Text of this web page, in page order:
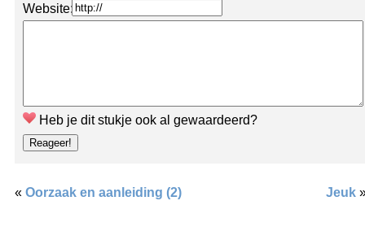
Website:
Heb je dit stukje ook al gewaardeerd?
« Oorzaak en aanleiding (2) Jeuk